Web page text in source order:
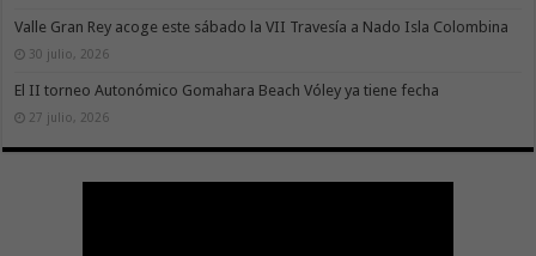
Valle Gran Rey acoge este sábado la VII Travesía a Nado Isla Colombina
30 julio, 2026
El II torneo Autonómico Gomahara Beach Vóley ya tiene fecha
27 julio, 2026